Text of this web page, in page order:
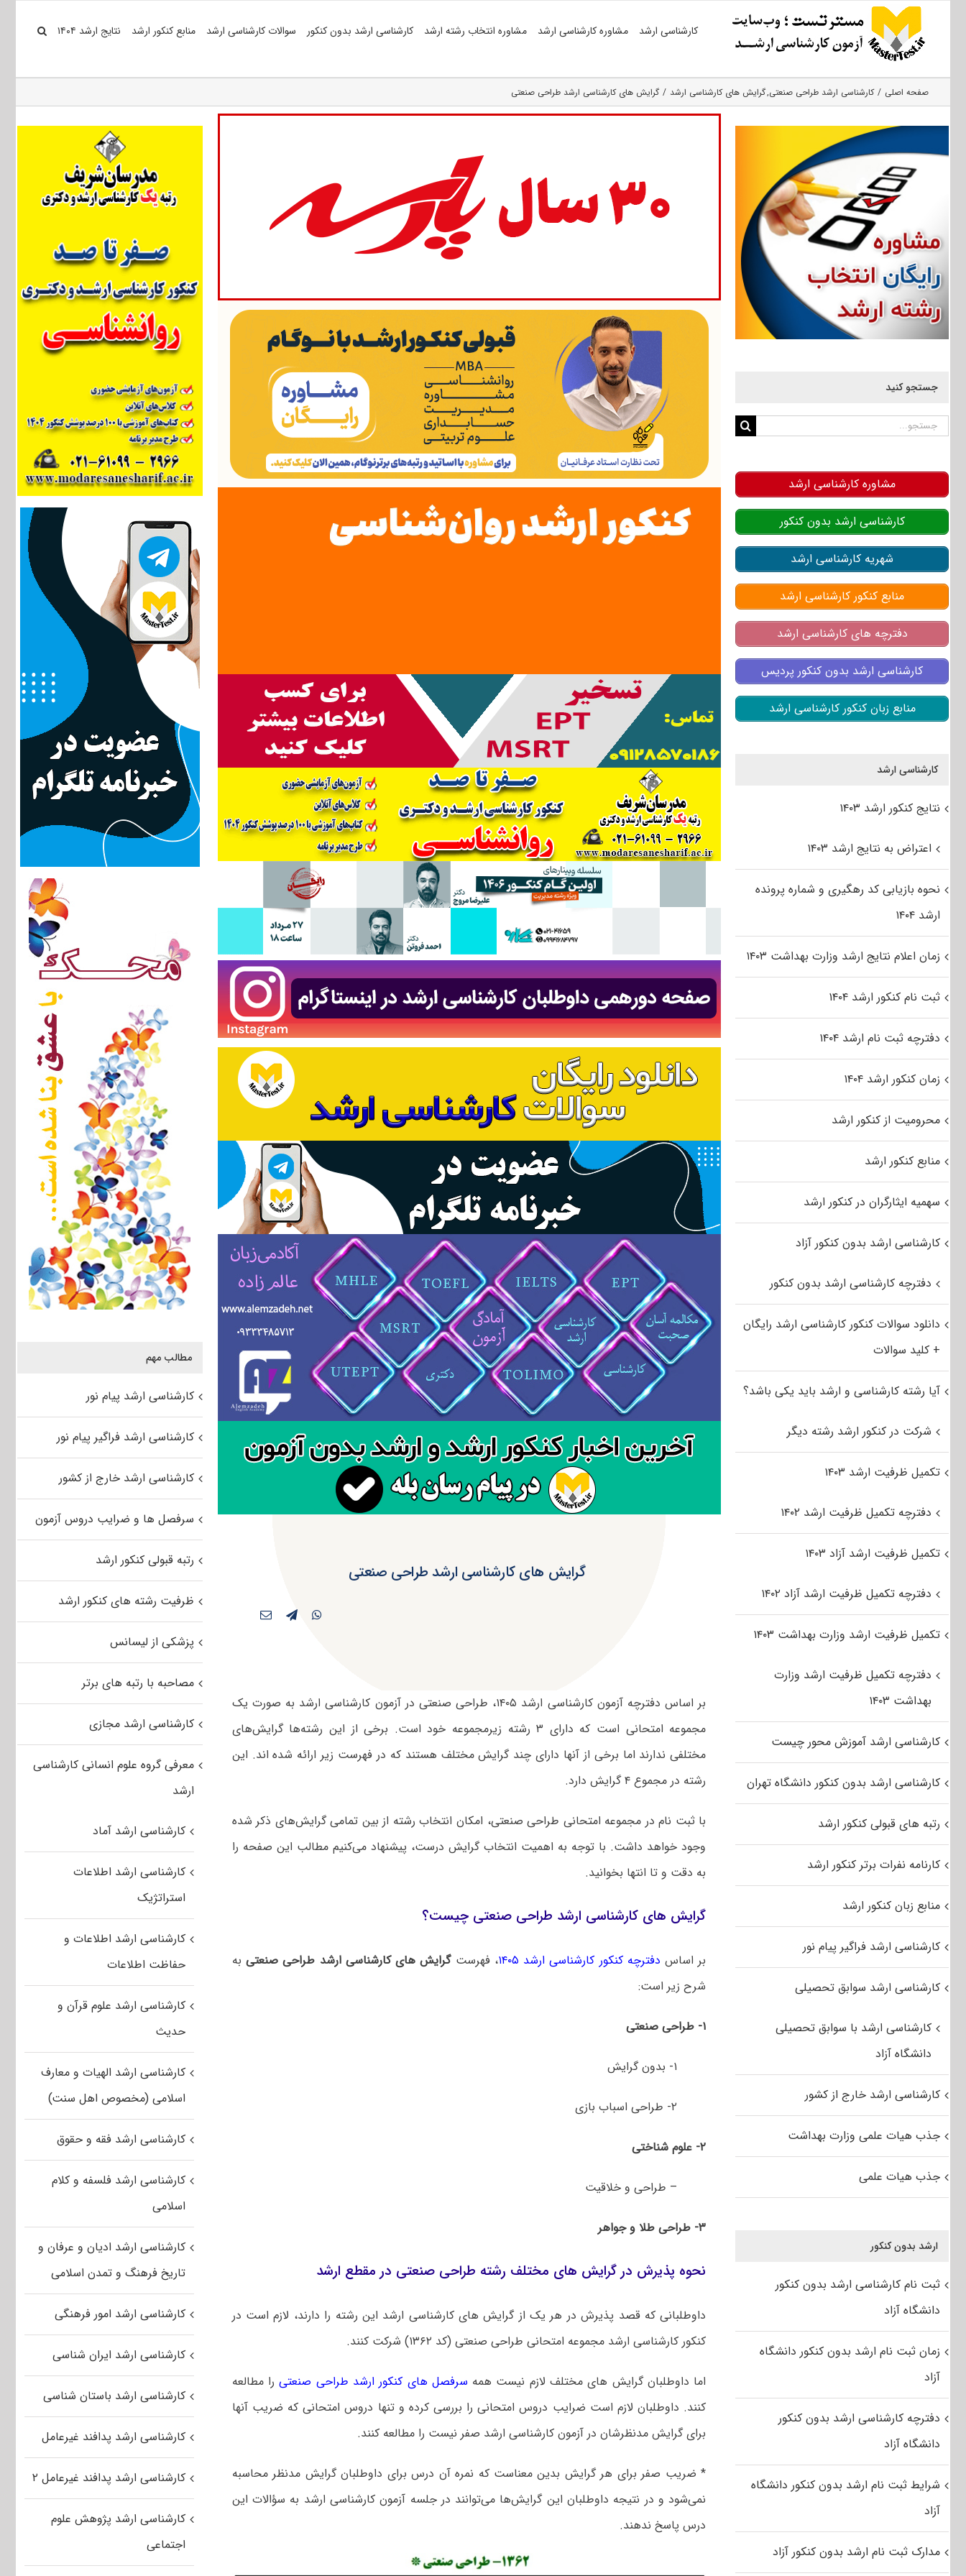
کارشناسی ارشد مشاوره کارشناسی ارشد مشاوره انتخاب رشته ارشد کارشناسی ارشد بدون کنکور سوالات کارشناسی ارشد منابع کنکور ارشد نتایج ارشد ۱۴۰۴
صفحه اصلی کارشناسی ارشد طراحی صنعتی گرایش های کارشناسی ارشد گرایش های کارشناسی ارشد طراحی صنعتی
گرایش های کارشناسی ارشد طراحی صنعتی
بر اساس دفترچه آزمون کارشناسی ارشد ۱۴۰۵، طراحی صنعتی در آزمون کارشناسی ارشد به صورت یک
مجموعه امتحانی است که دارای ۳ رشته زیرمجموعه خود است. برخی از این رشته‌ها گرایش‌های
مختلفی ندارند اما برخی از آنها دارای چند گرایش مختلف هستند که در فهرست زیر ارائه شده اند. این
رشته در مجموع ۴ گرایش دارد.
با ثبت نام در مجموعه امتحانی طراحی صنعتی، امکان انتخاب رشته از بین تمامی گرایش‌های ذکر شده
وجود خواهد داشت. با توجه به اهمیت انتخاب گرایش درست، پیشنهاد می‌کنیم مطالب این صفحه را
به دقت و تا انتها بخوانید.
گرایش های کارشناسی ارشد طراحی صنعتی چیست؟
بر اساس دفترچه کنکور کارشناسی ارشد ۱۴۰۵ ، فهرست گرایش های کارشناسی ارشد طراحی صنعتی به
شرح زیر است:
۱- طراحی صنعتی
۱- بدون گرایش
۲- طراحی اسباب بازی
۲- علوم شناختی
– طراحی و خلاقیت
۳- طراحی طلا و جواهر
نحوه پذیرش در گرایش های مختلف رشته طراحی صنعتی در مقطع ارشد
داوطلبانی که قصد پذیرش در هر یک از گرایش های کارشناسی ارشد این رشته را دارند، لازم است در
کنکور کارشناسی ارشد مجموعه امتحانی طراحی صنعتی (کد ۱۳۶۲) شرکت کنند.
اما داوطلبان گرایش های مختلف لازم نیست همه سرفصل های کنکور ارشد طراحی صنعتیرا مطالعه
کنند. داوطلبان لازم است ضرایب دروس امتحانی را بررسی کرده و تنها دروس امتحانی که ضریب آنها
برای گرایش مدنظرشان در آزمون کارشناسی ارشد صفر نیست را مطالعه کنند.
* ضریب صفر برای هر گرایش بدین معناست که نمره آن درس برای داوطلبان گرایش مدنظر محاسبه
نمی‌شود و در نتیجه داوطلبان این گرایش‌ها می‌توانند در جلسه آزمون کارشناسی ارشد به سؤالات این
درس پاسخ ندهند.
مطالب مهم
کارشناسی ارشد پیام نور
کارشناسی ارشد فراگیر پیام نور
کارشناسی ارشد خارج از کشور
سرفصل ها و ضرایب دروس آزمون
رتبه قبولی کنکور ارشد
ظرفیت رشته های کنکور ارشد
پزشکی از لیسانس
مصاحبه با رتبه های برتر
کارشناسی ارشد مجازی
معرفی گروه علوم انسانی کارشناسی
ارشد
کارشناسی ارشد آماد
کارشناسی ارشد اطلاعات
استراتژیک
کارشناسی ارشد اطلاعات و
حفاظت اطلاعات
کارشناسی ارشد علوم قرآن و
حدیث
کارشناسی ارشد الهیات و معارف
اسلامی (مخصوص اهل سنت)
کارشناسی ارشد فقه و حقوق
کارشناسی ارشد فلسفه و کلام
اسلامی
کارشناسی ارشد ادیان و عرفان و
تاریخ فرهنگ و تمدن اسلامی
کارشناسی ارشد امور فرهنگی
کارشناسی ارشد ایران شناسی
کارشناسی ارشد باستان شناسی
کارشناسی ارشد پدافند غیرعامل
کارشناسی ارشد پدافند غیرعامل ۲
کارشناسی ارشد پژوهش علوم
اجتماعی
جستجو کنید
جستجو
مشاوره کارشناسی ارشد
کارشناسی ارشد بدون کنکور
شهریه کارشناسی ارشد
منابع کنکور کارشناسی ارشد
دفترچه های کارشناسی ارشد
کارشناسی ارشد بدون کنکور پردیس
منابع زبان کنکور کارشناسی ارشد
کارشناسی ارشد
نتایج کنکور ارشد ۱۴۰۳
اعتراض به نتایج ارشد ۱۴۰۳
نحوه بازیابی کد رهگیری و شماره پرونده
ارشد ۱۴۰۴
زمان اعلام نتایج ارشد وزارت بهداشت ۱۴۰۳
ثبت نام کنکور ارشد ۱۴۰۴
دفترچه ثبت نام ارشد ۱۴۰۴
زمان کنکور ارشد ۱۴۰۴
محرومیت از کنکور ارشد
منابع کنکور ارشد
سهمیه ایثارگران در کنکور ارشد
کارشناسی ارشد بدون کنکور آزاد
دفترچه کارشناسی ارشد بدون کنکور
دانلود سوالات کنکور کارشناسی ارشد رایگان
+ کلید سوالات
آیا رشته کارشناسی و ارشد باید یکی باشد؟
شرکت در کنکور ارشد رشته دیگر
تکمیل ظرفیت ارشد ۱۴۰۳
دفترچه تکمیل ظرفیت ارشد ۱۴۰۲
تکمیل ظرفیت ارشد آزاد ۱۴۰۳
دفترچه تکمیل ظرفیت ارشد آزاد ۱۴۰۲
تکمیل ظرفیت ارشد وزارت بهداشت ۱۴۰۳
دفترچه تکمیل ظرفیت ارشد وزارت
بهداشت ۱۴۰۳
کارشناسی ارشد آموزش محور چیست
کارشناسی ارشد بدون کنکور دانشگاه تهران
رتبه های قبولی کنکور ارشد
کارنامه نفرات برتر کنکور ارشد
منابع زبان کنکور ارشد
کارشناسی ارشد فراگیر پیام نور
کارشناسی ارشد سوابق تحصیلی
کارشناسی ارشد با سوابق تحصیلی
دانشگاه آزاد
کارشناسی ارشد خارج از کشور
جذب هیات علمی وزارت بهداشت
جذب هیات علمی
ارشد بدون کنکور
ثبت نام کارشناسی ارشد بدون کنکور
دانشگاه آزاد
زمان ثبت نام ارشد بدون کنکور دانشگاه
آزاد
دفترچه کارشناسی ارشد بدون کنکور
دانشگاه آزاد
شرایط ثبت نام ارشد بدون کنکور دانشگاه
آزاد
مدارک ثبت نام ارشد بدون کنکور آزاد